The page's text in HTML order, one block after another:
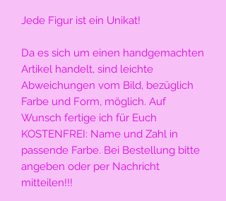
Jede Figur ist ein Unikat!
Da es sich um einen handgemachten
Artikel handelt, sind leichte
Abweichungen vom Bild, bezüglich
Farbe und Form, möglich. Auf
Wunsch fertige ich für Euch
KOSTENFREI: Name und Zahl in
passende Farbe. Bei Bestellung bitte
angeben oder per Nachricht
mitteilen!!!